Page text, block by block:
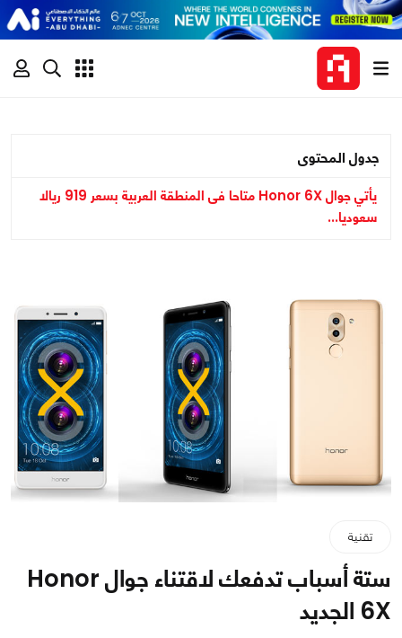
جدول المحتوى
يأتي جوال Honor 6X متاحا فى المنطقة العربية بسعر 919 ريالا
سعوديا...
تقنية
ستة أسباب تدفعك لاقتناء جوال Honor
6X الجديد